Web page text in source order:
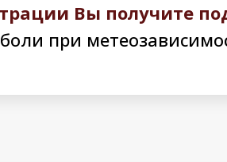
Вы получите
при